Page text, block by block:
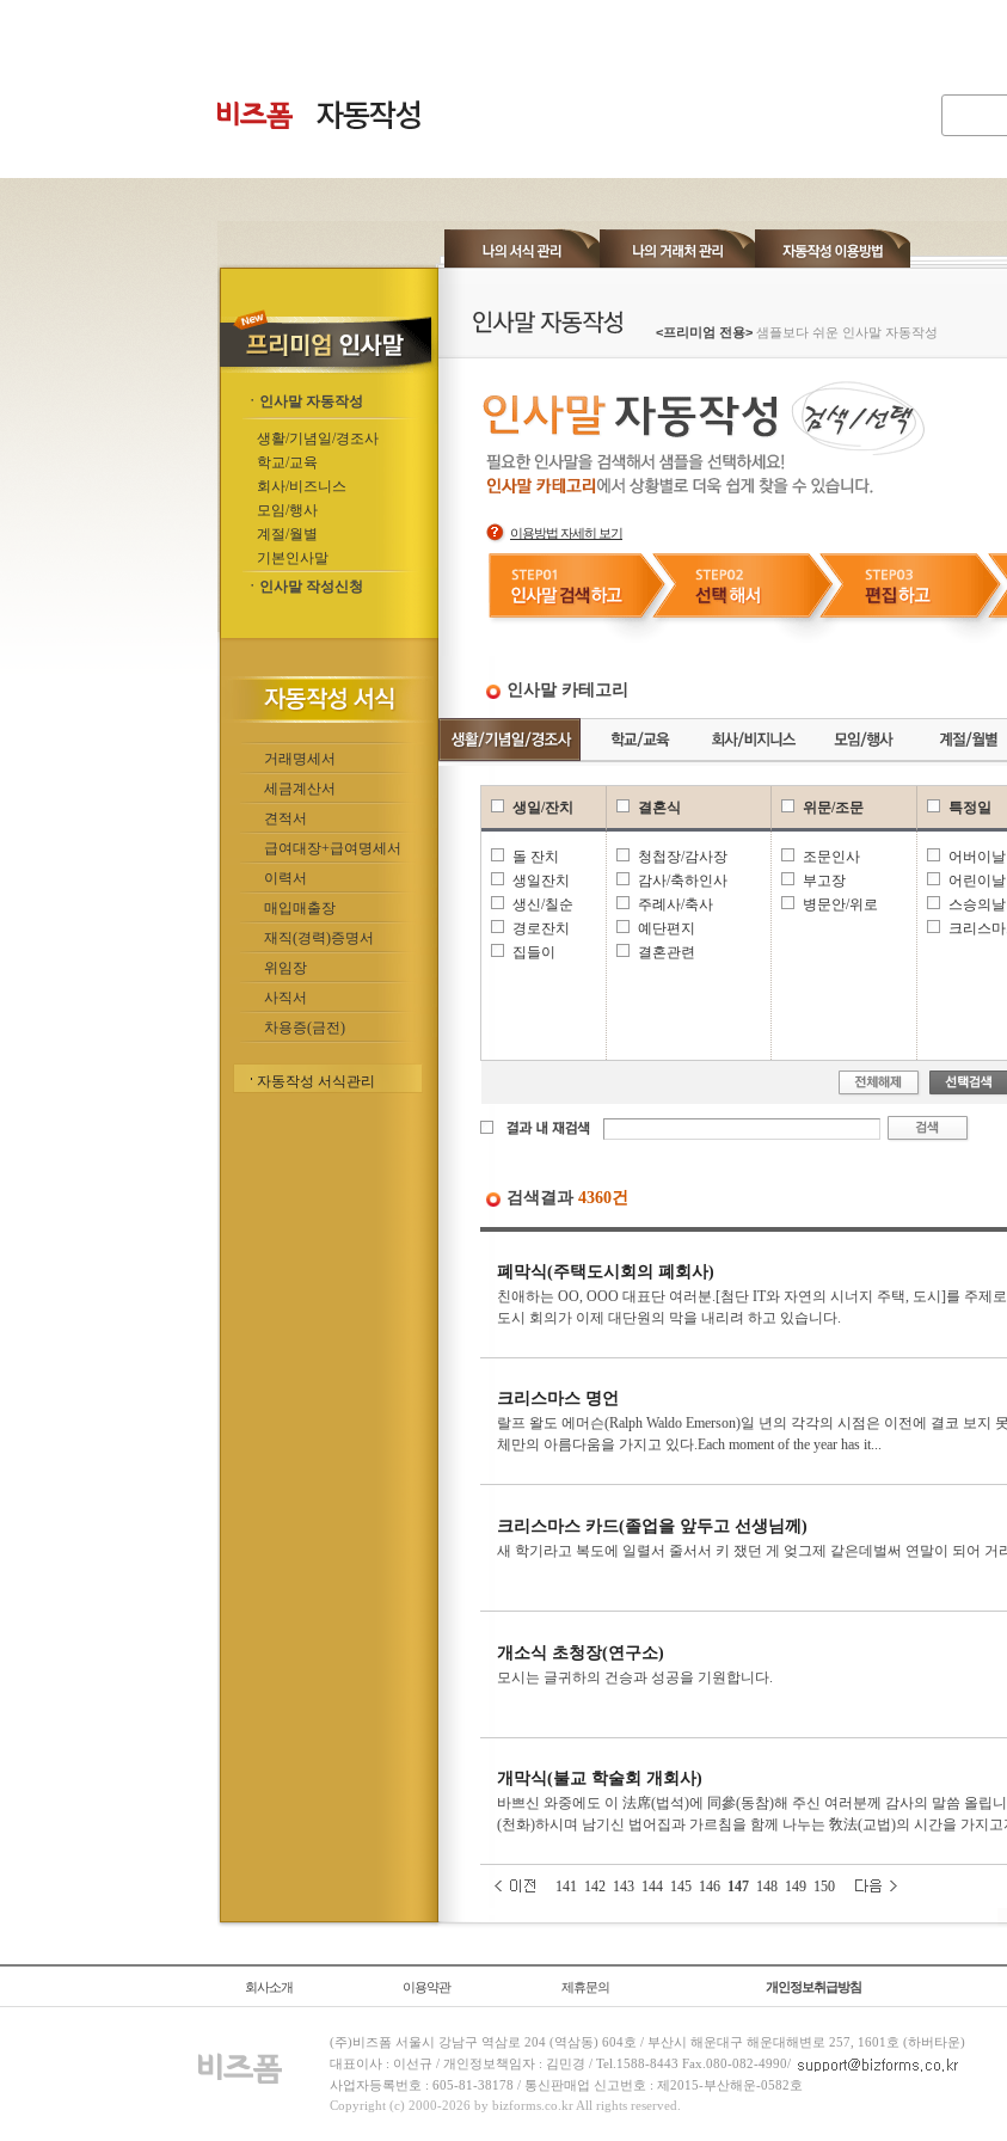
ㆍ인사말 자동작성
생활/기념일/경조사
학교/교육
회사/비즈니스
모임/행사
계절/월별
기본인사말
ㆍ인사말 작성신청
거래명세서
세금계산서
견적서
급여대장+급여명세서
이력서
매입매출장
재직(경력)증명서
위임장
사직서
차용증(금전)
자동작성 서식관리
<프리미엄 전용> 샘플보다 쉬운 인사말 자동작성
이용방법 자세히 보기
인사말 카테고리
생일/잔치
돌 잔치
생일잔치
생신/칠순
경로잔치
집들이
결혼식
청첩장/감사장
감사/축하인사
주례사/축사
예단편지
결혼관련
위문/조문
조문인사
부고장
병문안/위로
특정일
어버이날
어린이날
스승의날
크리스
검색결과 4360건
폐막식(주택도시회의 폐회사)
친애하는 OO, OOO 대표단 여러분.[첨단 IT와 자연의 시너지 주택, 도시]를 주제
도시 회의가 이제 대단원의 막을 내리려 하고 있습니다.
크리스마스 명언
랄프 왈도 에머슨(Ralph Waldo Emerson)일 년의 각각의 시점은 이전에 결코 보지
체만의 아름다움을 가지고 있다.Each moment of the year has it...
크리스마스 카드(졸업을 앞두고 선생님께)
새 학기라고 복도에 일렬서 줄서서 키 쟀던 게 엊그제 같은데벌써 연말이 되어 거
개소식 초청장(연구소)
모시는 글귀하의 건승과 성공을 기원합니다.
개막식(불교 학술회 개회사)
바쁘신 와중에도 이 法席(법석)에 同參(동참)해 주신 여러분께 감사의 말씀 올립
(천화)하시며 남기신 법어집과 가르침을 함께 나누는 敎法(교법)의 시간을 가지고
141 142 143 144 145 146 147 148 149 150
회사소개 이용약관 제휴문의 개인정보취급방침
(주)비즈폼 서울시 강남구 역삼로 204 (역삼동) 604호 / 부산시 해운대구 해운대해변로 257, 1601호 (하버타운)
대표이사 : 이선규 / 개인정보책임자 : 김민경 / Tel.1588-8443 Fax.080-082-4990/
사업자등록번호 : 605-81-38178 / 통신판매업 신고번호 : 제2015-부산해운-0582호
Copyright (c) 2000-2026 by bizforms.co.kr All rights reserved.